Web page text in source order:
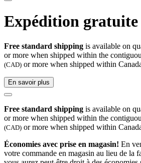
Expédition gratuite
Free standard shipping is available on
or more when shipped within the
(CAD) or more when shipped within
En savoir plus
Free standard shipping is available on
or more when shipped within the
(CAD) or more when shipped within
Économies avec prise en magasin! En
votre commande en magasin au lieu de la